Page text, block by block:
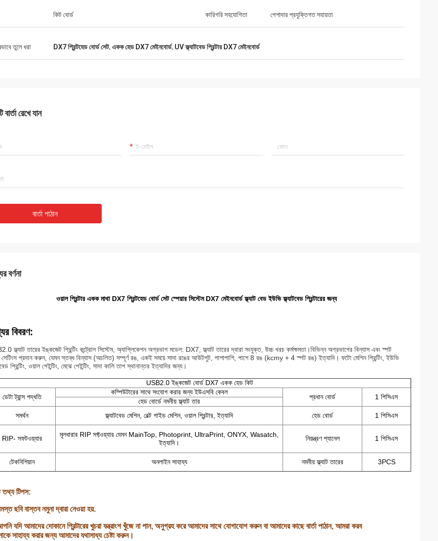
কিট বোর্ড কারিগরি সহযোগিতা পেশাদার প্রযুক্তিগত সহায়তা
তুলে ধরা DX7 প্রিন্টহেড বোর্ড সেট, একক হেড DX7 মেইনবোর্ড, UV ফ্ল্যাটবেড প্রিন্টার DX7 মেইনবোর্ড
বার্তা রেখে যান
বার্তা পাঠান
বর্ণনা
ওয়াল প্রিন্টার একক মাথা DX7 প্রিন্টহেড বোর্ড সেট স্পেয়ার সিস্টেম DX7 মেইনবোর্ড ফ্ল্যাট বেড ইউভি ফ্ল্যাটবেড প্রিন্টারের জন্য
বিবরণ:
ফ্ল্যাট তারের ইঙ্কজেট প্রিন্টিং কন্ট্রোল সিস্টেম, অ্যাপ্লিকেশন অগ্রভাগ মডেল: DX7, ফ্ল্যাট তারের দ্বারা সংযুক্ত, উচ্চ খরচ কর্মক্ষমতা।বিভিন্ন অগ্রভাগের বিন্যাস এবং স্পট
সেটিংস প্রদান করুন, যেমন স্তব্ধ বিন্যাস (অচলিত) সম্পূর্ণ রঙ, একই সময়ে সাদা রঙের আউটপুট, পাশাপাশি, পাশে 8 রঙ (kcmy + 4 স্পট রঙ) ইত্যাদি। ফটো মেশিন প্রিন্টিং, ইউভি
প্রিন্টিং, ওয়াল পেইন্টিং, মেঝে পেইন্টিং, সাদা কালি তাপ স্থানান্তর ইত্যাদির জন্য।
USB2.0 ইঙ্কজেট বোর্ড DX7 একক হেড কিট
ডেটা ট্রান্স পদ্ধতি
কম্পিউটারের সাথে সংযোগ করার জন্য ইউএসবি কেবল
প্রধান বোর্ড 1 পিসিএস
হেড বোর্ডে নমনীয় ফ্ল্যাট তার
সমর্থন
ফ্ল্যাটবেড মেশিন, বেল্ট গাইড মেশিন, ওয়াল প্রিন্টার, ইত্যাদি হেড বোর্ড 1 পিসিএস
RIP- সফটওয়্যার
মূলধারার RIP সফ্টওয়্যার যেমন MainTop, Photoprint, UltraPrint, ONYX, Wasatch,
ইত্যাদি।
নিয়ন্ত্রণ প্যানেল 1 পিসিএস
টেকনিশিয়ান অনলাইন সাহায্য নমনীয় ফ্ল্যাট তারের 3PCS
টিপস:
ছবি বাস্তব নমুনা দ্বারা নেওয়া হয়.
যদি আমাদের দোকানে প্রিন্টারের খুচরা যন্ত্রাংশ খুঁজে না পান, অনুগ্রহ করে আমাদের সাথে যোগাযোগ করুন বা আমাদের কাছে বার্তা পাঠান, আমরা করব
সাহায্য করার জন্য আমাদের যথাসাধ্য চেষ্টা করুন।